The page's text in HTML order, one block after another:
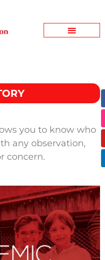
you to know who
any observation,
concern.